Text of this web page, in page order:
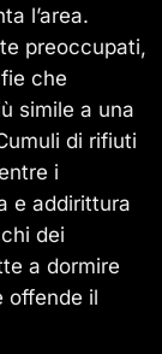
l’area.
preoccupati,
che
simile a una
di rifiuti
i
e addirittura
dei
a dormire
offende il